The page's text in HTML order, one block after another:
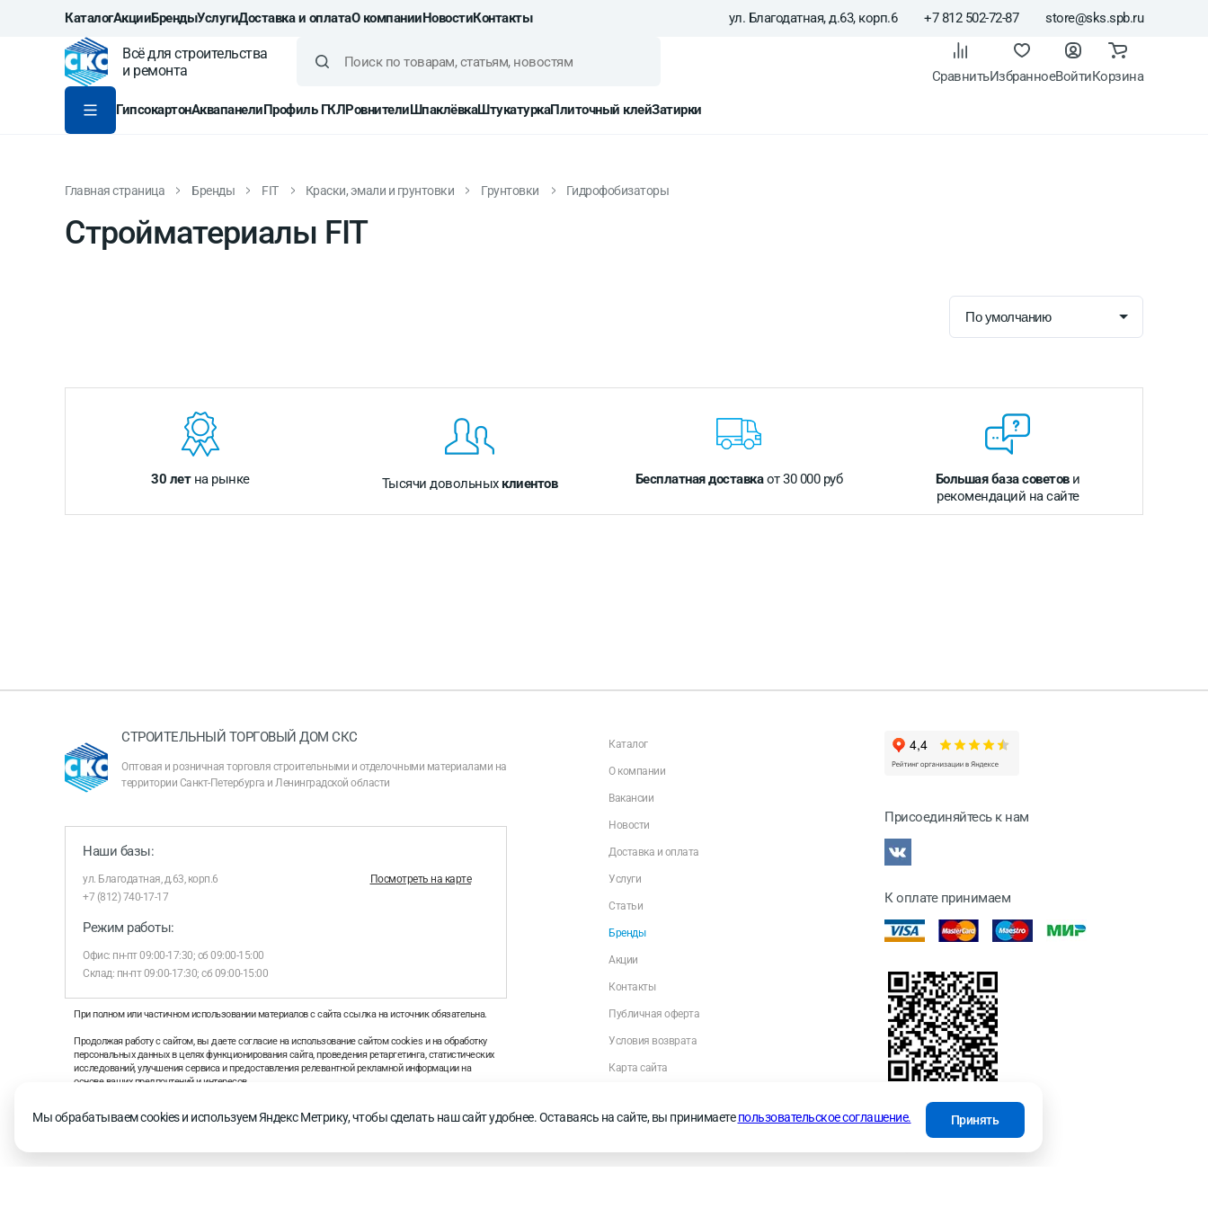
КаталогАкцииБрендыУслугиДоставка и оплатаО компанииНовостиКонтакты ул. Благодатная, д.63, корп.6 +7 812 502-72-87 store@sks.spb.ru
Всё для строительства
и ремонта
СравнитьИзбранноеВойтиКорзина
ГипсокартонАквапанелиПрофиль ГКЛРовнителиШпаклёвкаШтукатуркаПлиточный клейЗатирки
Главная страница Бренды FIT Краски, эмали и грунтовки Грунтовки Гидрофобизаторы
Стройматериалы FIT
30 летна рынке Тысячи довольных клиентов Бесплатная доставкаот 30 000 руб Большая база советови
рекомендаций на сайте
СТРОИТЕЛЬНЫЙ ТОРГОВЫЙ ДОМ СКС
Оптовая и розничная торговля строительными и отделочными материалами на
территории Санкт-Петербурга и Ленинградской области
Наши базы:
ул. Благодатная, д.63, корп.6
Посмотреть на карте
+7 (812) 740-17-17
Режим работы:
Офис: пн-пт 09:00-17:30; сб 09:00-15:00
Склад: пн-пт 09:00-17:30; сб 09:00-15:00
При полном или частичном использовании материалов с сайта ссылка на источник обязательна.
Продолжая работу с сайтом, вы даете согласие на использование сайтом cookies и на обработку
персональных данных в целях функционирования сайта, проведения ретаргетинга, статистических
исследований, улучшения сервиса и предоставления релевантной рекламной информации на
основе ваших предпочтений и интересов.
рекомендательных технологий
Каталог
О компании
Вакансии
Новости
Доставка и оплата
Услуги
Статьи
Бренды
Акции
Контакты
Публичная оферта
Условия возврата
Карта сайта
Присоединяйтесь к нам
К оплате принимаем
Мы обрабатываем cookies и используем Яндекс Метрику, чтобы сделать наш сайт удобнее. Оставаясь на сайте, вы принимаетепользовательское соглашение. Принять